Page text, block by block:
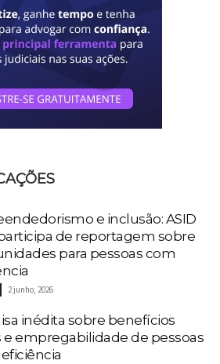
e inclusão: ASID
de reportagem sobre
para pessoas com
2 junho, 2026
inédita sobre benefícios
e empregabilidade de pessoas